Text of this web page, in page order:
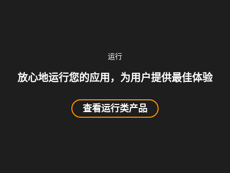
运行
放心地运行您的应用，为用户提供最佳体验
查看运行类产品